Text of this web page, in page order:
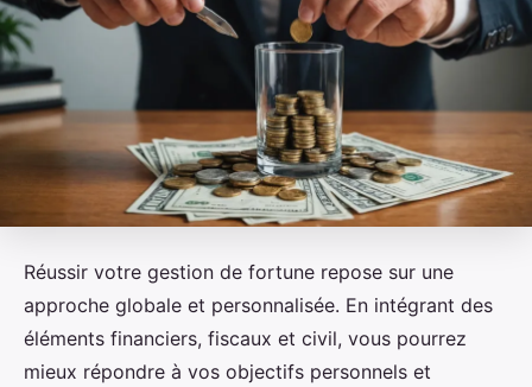
Réussir votre gestion de fortune repose sur une
approche globale et personnalisée. En intégrant des
éléments financiers, fiscaux et civil, vous pourrez
mieux répondre à vos objectifs personnels et